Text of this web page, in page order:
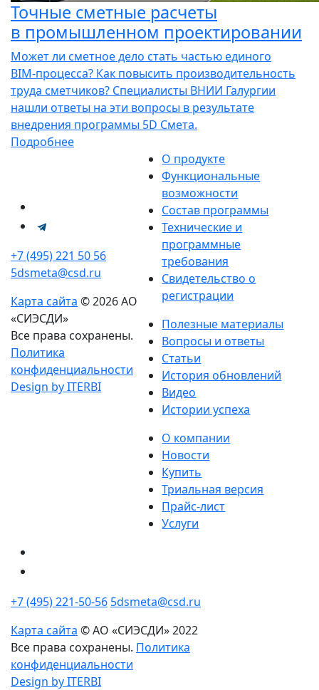
Точные сметные расчеты
в промышленном проектировании
Может ли сметное дело стать частью единого
BIM‑процесса? Как повысить производительность
труда сметчиков? Специалисты ВНИИ Галургии
нашли ответы на эти вопросы в результате
внедрения программы 5D Смета.
Подробнее
+7 (495) 221 50 56
5dsmeta@csd.ru
Карта сайта © 2026 АО
«СИЭСДИ»
Все права сохранены.
Политика
конфиденциальности
Design by ITERBI
О продукте
Функциональные
возможности
Состав программы
Технические и
программные
требования
Свидетельство о
регистрации
Полезные материалы
Вопросы и ответы
Статьи
История обновлений
Видео
Истории успеха
О компании
Новости
Купить
Триальная версия
Прайс-лист
Услуги
+7 (495) 221-50-56 5dsmeta@csd.ru
Карта сайта © АО «СИЭСДИ» 2022
Все права сохранены. Политика
конфиденциальности
Design by ITERBI